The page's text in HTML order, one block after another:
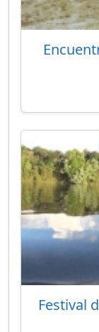
Festival